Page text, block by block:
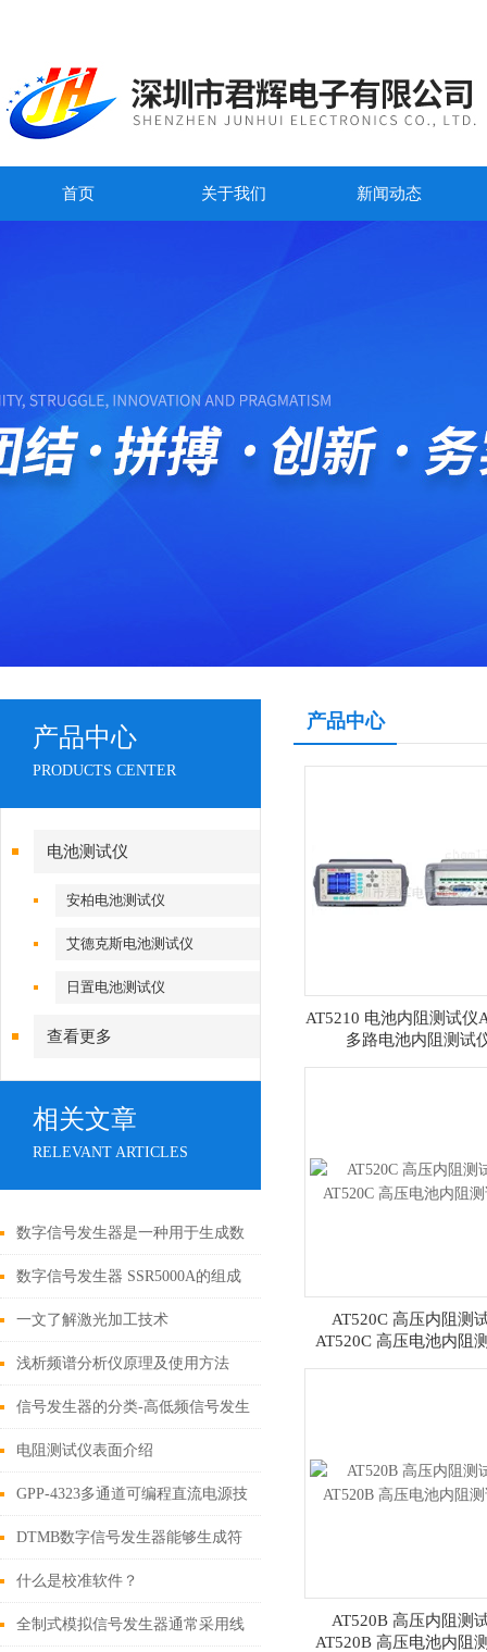
首页 关于我们 新闻动态
产品中心
PRODUCTS CENTER
电池测试仪
安柏电池测试仪
艾德克斯电池测试仪
日置电池测试仪
查看更多
相关文章
RELEVANT ARTICLES
数字信号发生器是一种用于生成数
字信号的电子设备
数字信号发生器 SSR5000A的组成
部分介绍
一文了解激光加工技术
浅析频谱分析仪原理及使用方法
信号发生器的分类-高低频信号发生
器
电阻测试仪表面介绍
GPP-4323多通道可编程直流电源技
术参数
DTMB数字信号发生器能够生成符
合标准要求的模拟和数字信号
什么是校准软件？
全制式模拟信号发生器通常采用线
产品中心
AT5210 电池内阻测试仪
多路电池内阻测试
AT520C 高压内阻测
AT520C 高压电池内阻
AT520B 高压内阻测
AT520B 高压电池内阻